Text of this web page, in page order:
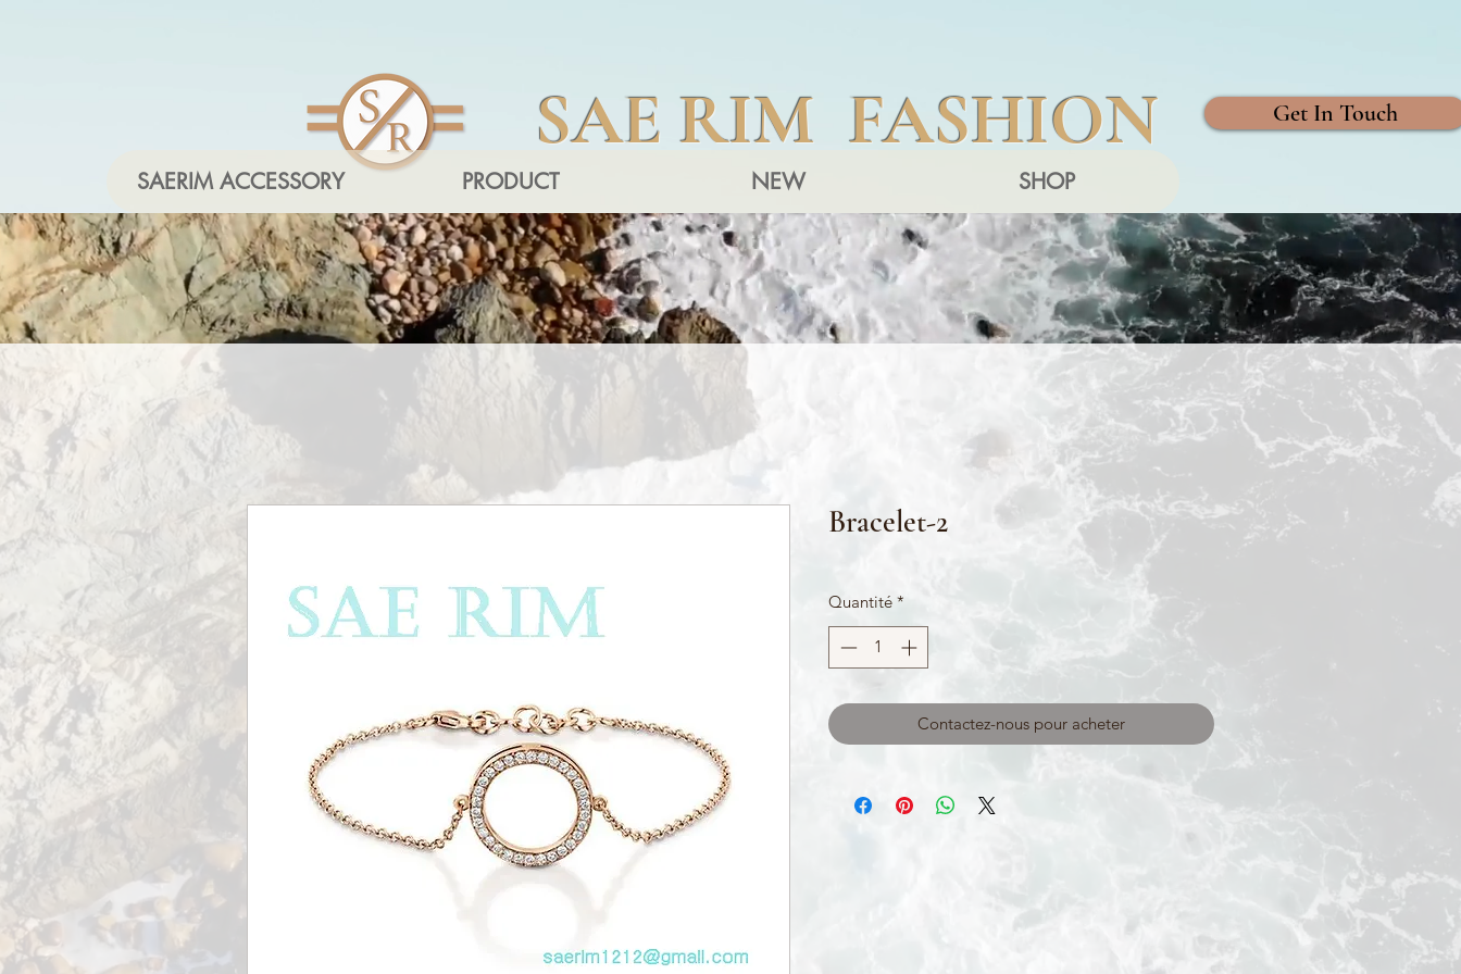
SAE RIM FASHION
SAERIM ACCESSORY PRODUCT NEW SHOP
Get In Touch
Bracelet-2
Quantité *
Contactez-nous pour acheter